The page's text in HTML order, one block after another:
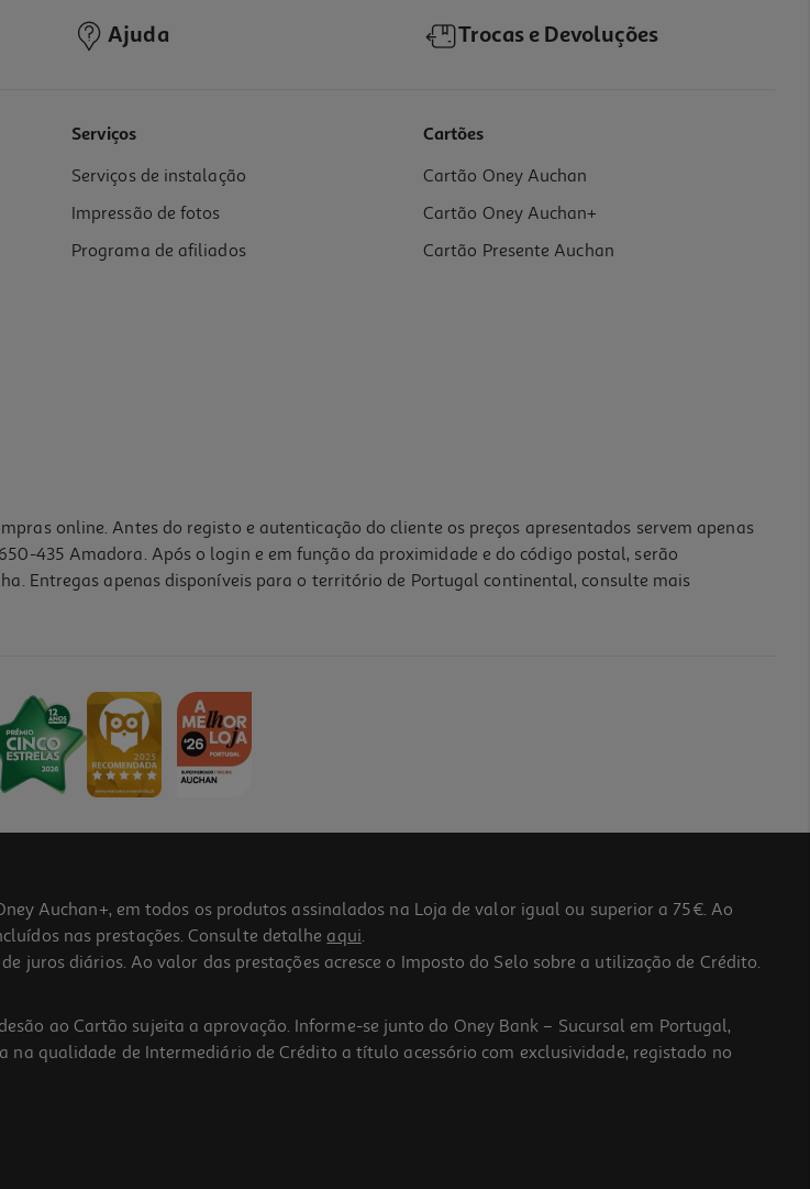
Ajuda Trocas e Devoluções
Serviços
Serviços de instalação
Impressão de fotos
Programa de afiliados
Cartões
Cartão Oney Auchan
Cartão Oney Auchan+
Cartão Presente Auchan
online. Antes do registo e autenticação do cliente os preços apresentados servem apenas
435 Amadora. Após o login e em função da proximidade e do código postal, serão
Entregas apenas disponíveis para o território de Portugal continental, consulte mais
Auchan+, em todos os produtos assinalados na Loja de valor igual ou superior a 75€. Ao
nas prestações. Consulte detalhe aqui.
juros diários. Ao valor das prestações acresce o Imposto do Selo sobre a utilização de Crédito.
ao Cartão sujeita a aprovação. Informe-se junto do Oney Bank – Sucursal em Portugal,
na qualidade de Intermediário de Crédito a título acessório com exclusividade, registado no